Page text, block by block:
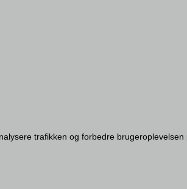
trafikken og forbedre brugeroplevelsen